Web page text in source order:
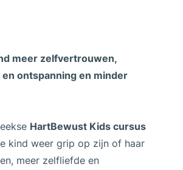
meer zelfvertrouwen,
ontspanning en minder
HartBewust Kids cursus
kind weer grip op zijn of haar
meer zelfliefde en